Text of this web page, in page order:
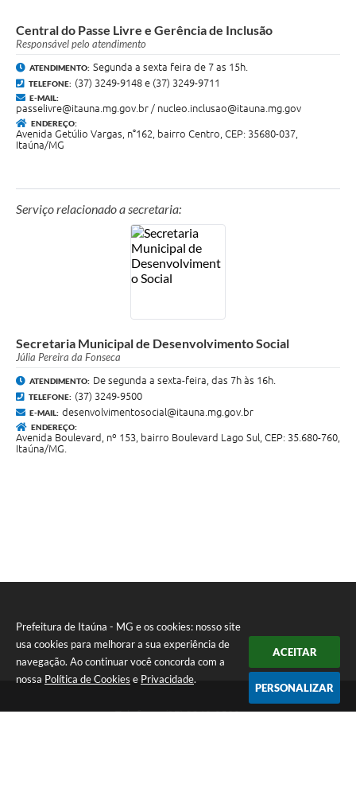
Prefeitura de Itaúna - MG e os cookies: nosso site
usa cookies para melhorar a sua experiência de
navegação. Ao continuar você concorda com a
nossa Política de Cookies e Privacidade.
ACEITAR
PERSONALIZAR
Central do Passe Livre e Gerência de Inclusão
Responsável pelo atendimento
ATENDIMENTO: Segunda a sexta feira de 7 as 15h.
TELEFONE: (37) 3249-9148 e (37) 3249-9711
E-MAIL:
passelivre@itauna.mg.gov.br / nucleo.inclusao@itauna.mg.gov
ENDEREÇO:
Avenida Getúlio Vargas, n°162, bairro Centro, CEP: 35680-037,
Itaúna/MG
Serviço relacionado a secretaria:
Secretaria Municipal de Desenvolvimento Social
Júlia Pereira da Fonseca
ATENDIMENTO: De segunda a sexta-feira, das 7h às 16h.
TELEFONE: (37) 3249-9500
E-MAIL: desenvolvimentosocial@itauna.mg.gov.br
ENDEREÇO:
Avenida Boulevard, nº 153, bairro Boulevard Lago Sul, CEP: 35.680-760,
Itaúna/MG.
Telefone: (37) 3249-9500